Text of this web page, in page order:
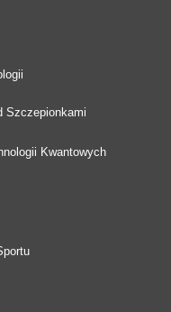
Szczepionkami
Kwantowych